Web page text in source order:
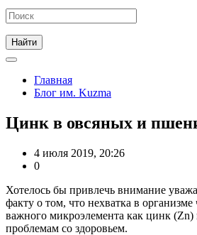
Главная
Блог им. Kuzma
Цинк в овсяных и
4 июля 2019, 20:26
0
Хотелось бы привлечь внимание
факту о том, что нехватка в организме
важного микроэлемента как цинк (Zn)
проблемам со здоровьем.